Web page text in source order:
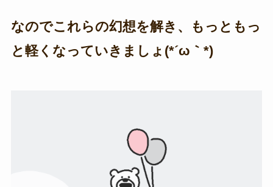
なのでこれらの幻想を解き、もっともっ
と軽くなっていきましょ(*´ω｀*)